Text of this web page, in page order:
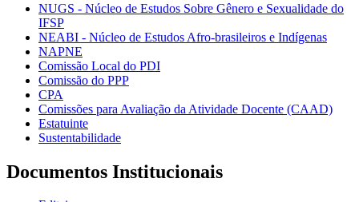
NUGS - Núcleo de Estudos Sobre Gênero e Sexualidade do
IFSP
NEABI - Núcleo de Estudos Afro-brasileiros e Indígenas
NAPNE
Comissão Local do PDI
Comissão do PPP
CPA
Comissões para Avaliação da Atividade Docente (CAAD)
Estatuinte
Sustentabilidade
Documentos Institucionais